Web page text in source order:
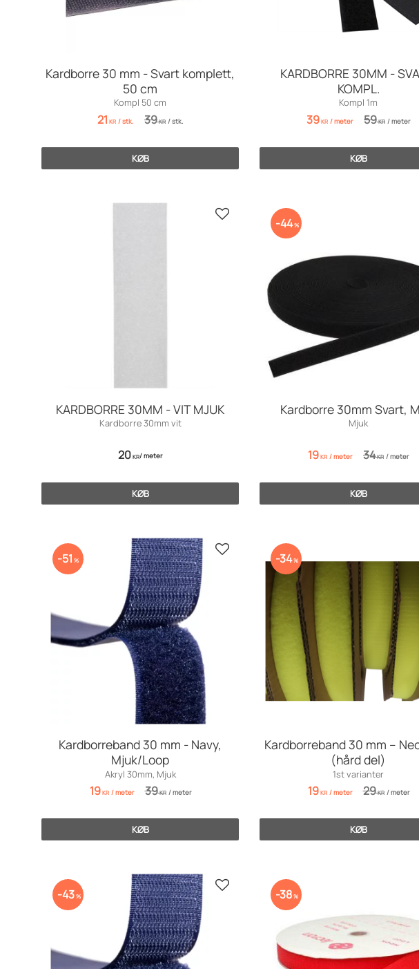
Kardborre 30 mm - Svart komplett,
50 cm
Kompl 50 cm
21 KR /stk. 39KR /stk.
KØB
KARDBORRE 30MM -
KOMPL.
Kompl 1m
39KR /meter 59KR /meter
KØB
KARDBORRE 30MM - VIT MJUK
Kardborre 30mm vit
20KR/meter
Gem som favorit
KØB
Kardborre 30mm Svart,
Mjuk
19KR /meter 34KR /meter
44%
KØB
Kardborreband 30 mm - Navy,
Mjuk/Loop
Akryl 30mm, Mjuk
19KR /meter 39KR /meter
51 % Gem som favorit
KØB
Kardborreband 30 mm –
(hård del)
1st varianter
19KR /meter 29KR /meter
34%
KØB
43% Gem som favorit
38%